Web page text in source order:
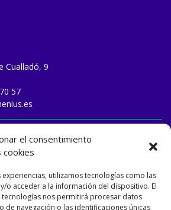
el consentimiento
cookies
utilizamos tecnologías como las
o acceder a la información del dispositivo. El
nos permitirá procesar datos
de navegación o las identificaciones únicas
Cualladó, 9
57